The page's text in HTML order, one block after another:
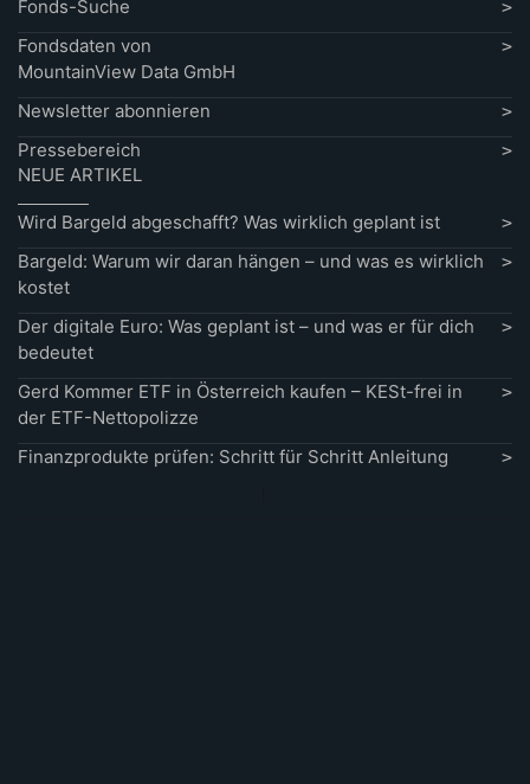
Fonds-Suche
Fondsdaten von
MountainView Data GmbH
Newsletter abonnieren
Pressebereich
NEUE ARTIKEL
Wird Bargeld abgeschafft? Was wirklich geplant ist
Bargeld: Warum wir daran hängen – und was es wirklich
kostet
Der digitale Euro: Was geplant ist – und was er für dich
bedeutet
Gerd Kommer ETF in Österreich kaufen – KESt-frei in
der ETF-Nettopolizze
Finanzprodukte prüfen: Schritt für Schritt Anleitung